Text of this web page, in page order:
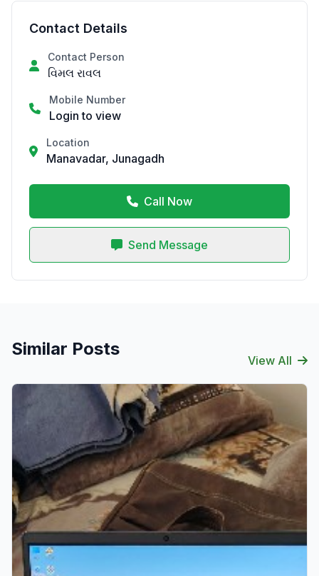
Contact Details
Contact Person
વિમલ રાવલ
Mobile Number
Login to view
Location
Manavadar, Junagadh
Call Now
Send Message
Similar Posts
View All